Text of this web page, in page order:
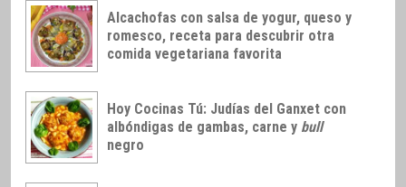
Alcachofas con salsa de yogur, queso y
romesco, receta para descubrir otra
comida vegetariana favorita
Hoy Cocinas Tú: Judías del Ganxet con
albóndigas de gambas, carne y bull
negro